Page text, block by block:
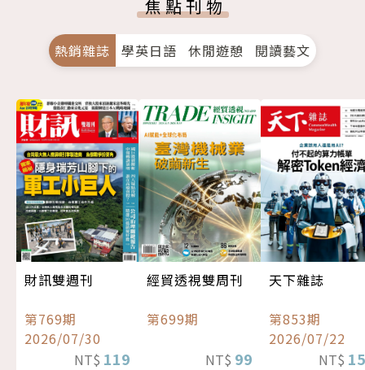
焦點刊物
熱銷雜誌 學英日語 休閒遊憩 閱讀藝文
財訊雙週刊
第769期
2026/07/30
NT$ 119
經貿透視雙周刊
第699期
NT$ 99
天下雜誌
第853期
2026/07/22
NT$